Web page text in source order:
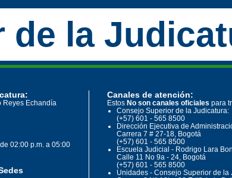
de la
Reyes Echandía
02:00 p.m. a 05:00
Canales de atención:
Estos No son canales oficiales para
Consejo Superior de la Judicatura:
(+57) 601 - 565 8500
Dirección Ejecutiva de
Carrera 7 # 27-18, Bogotá
(+57) 601 - 565 8500
Escuela Judicial - Rodrigo Lara
Calle 11 No 9a - 24, Bogotá
(+57) 601 - 565 8500
Unidades - Consejo Superior de la